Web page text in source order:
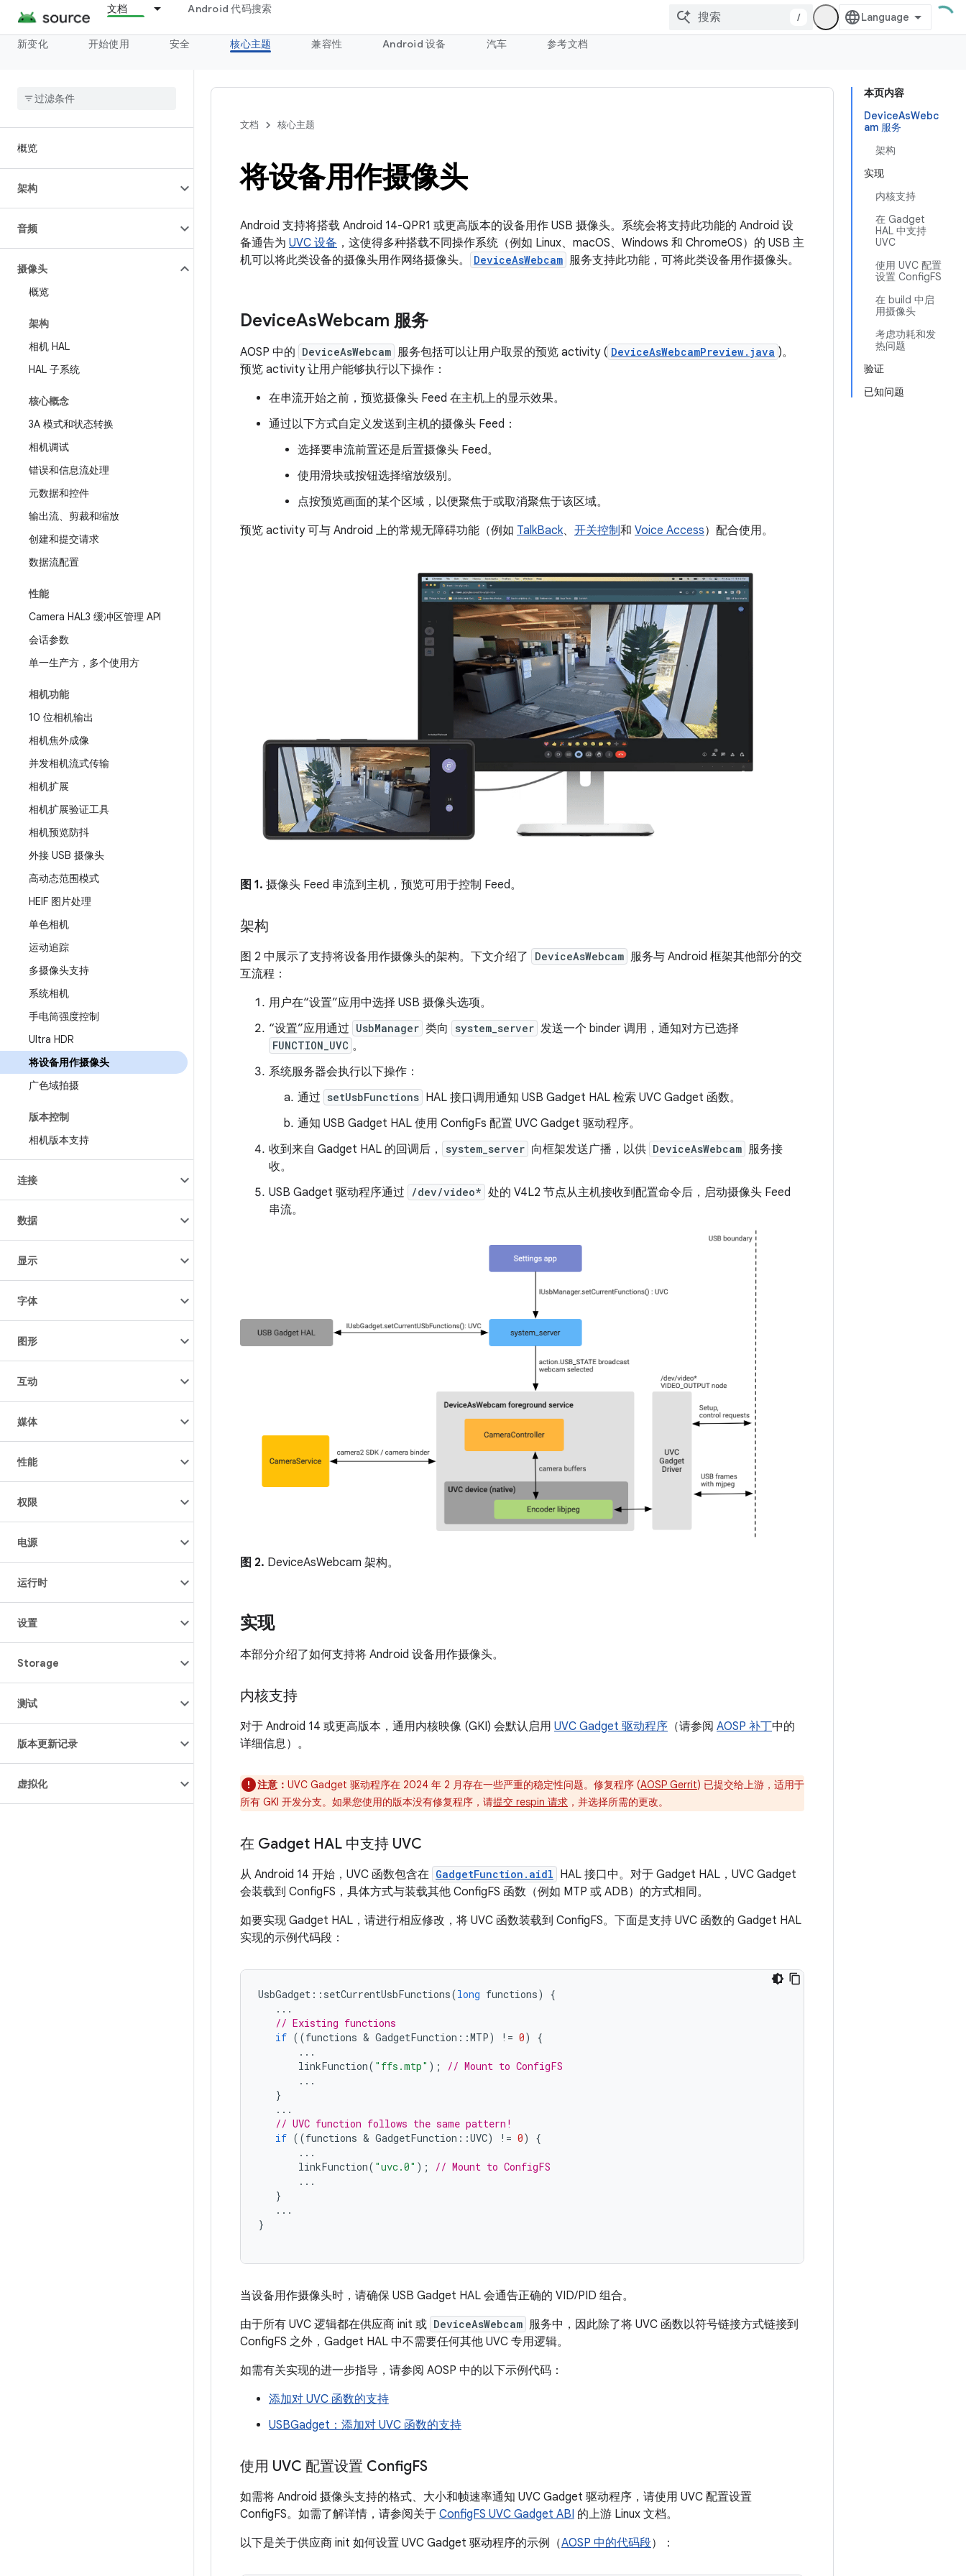
文档 Android 代码搜索
/
新变化 开始使用 安全 核心主题 兼容性 Android 设备 汽车 参考文档
概览
架构
音频
摄像头
概览
架构
相机 HAL
HAL 子系统
核心概念
3A 模式和状态转换
相机调试
错误和信息流处理
元数据和控件
输出流、剪裁和缩放
创建和提交请求
数据流配置
性能
Camera HAL3 缓冲区管理 API
会话参数
单一生产方，多个使用方
相机功能
10 位相机输出
相机焦外成像
并发相机流式传输
相机扩展
相机扩展验证工具
相机预览防抖
外接 USB 摄像头
高动态范围模式
HEIF 图片处理
单色相机
运动追踪
多摄像头支持
系统相机
手电筒强度控制
Ultra HDR
将设备用作摄像头
广色域拍摄
版本控制
相机版本支持
连接
数据
显示
字体
图形
互动
媒体
性能
权限
电源
运行时
设置
Storage
测试
版本更新记录
虚拟化
本页内容
DeviceAsWebc
am 服务
架构
实现
内核支持
在 Gadget
HAL 中支持
UVC
使用 UVC 配置
设置 ConfigFS
在 build 中启
用摄像头
考虑功耗和发
热问题
验证
已知问题
文档 核心主题
将设备用作摄像头
Android 支持将搭载 Android 14-QPR1 或更高版本的设备用作 USB 摄像头。系统会将支持此功能的 Android 设
备通告为 UVC 设备 ，这使得多种搭载不同操作系统（例如 Linux、macOS、Windows 和 ChromeOS）的 USB 主
机可以将此类设备的摄像头用作网络摄像头。
DeviceAsWebcam 服务支持此功能，可将此类设备用作摄像头。
DeviceAsWebcam 服务
AOSP 中的 DeviceAsWebcam 服务包括可以让用户取景的预览 activity ( DeviceAsWebcamPreview.java )。
预览 activity 让用户能够执行以下操作：
在串流开始之前，预览摄像头 Feed 在主机上的显示效果。
通过以下方式自定义发送到主机的摄像头 Feed：
选择要串流前置还是后置摄像头 Feed。
使用滑块或按钮选择缩放级别。
点按预览画面的某个区域，以便聚焦于或取消聚焦于该区域。
预览 activity 可与 Android 上的常规无障碍功能（例如 TalkBack、 开关控制和 Voice Access）配合使用。
图 1. 摄像头 Feed 串流到主机，预览可用于控制 Feed。
架构
图 2 中展示了支持将设备用作摄像头的架构。下文介绍了 DeviceAsWebcam 服务与 Android 框架其他部分的交
互流程：
用户在“设置”应用中选择 USB 摄像头选项。
“设置”应用通过 UsbManager 类向 system_server 发送一个 binder 调用，通知对方已选择
FUNCTION_UVC 。
系统服务器会执行以下操作：
通过 setUsbFunctions HAL 接口调用通知 USB Gadget HAL 检索 UVC Gadget 函数。
通知 USB Gadget HAL 使用 ConfigFs 配置 UVC Gadget 驱动程序。
收到来自 Gadget HAL 的回调后，
system_server 向框架发送广播，以供 DeviceAsWebcam 服务接
收。
USB Gadget 驱动程序通过
/dev/video* 处的 V4L2 节点从主机接收到配置命令后，启动摄像头 Feed
串流。
图 2. DeviceAsWebcam 架构。
实现
本部分介绍了如何支持将 Android 设备用作摄像头。
内核支持
对于 Android 14 或更高版本，通用内核映像 (GKI) 会默认启用 UVC Gadget 驱动程序 （请参阅 AOSP 补丁中的
详细信息）。
注意： UVC Gadget 驱动程序在 2024 年 2 月存在一些严重的稳定性问题。修复程序 (AOSP Gerrit) 已提交给上游，适用于
所有 GKI 开发分支。如果您使用的版本没有修复程序，请提交 respin 请求 ，并选择所需的更改。
在 Gadget HAL 中支持 UVC
从 Android 14 开始，UVC 函数包含在 GadgetFunction.aidl HAL 接口中。对于 Gadget HAL，UVC Gadget
会装载到 ConfigFS，具体方式与装载其他 ConfigFS 函数（例如 MTP 或 ADB）的方式相同。
如要实现 Gadget HAL，请进行相应修改，将 UVC 函数装载到 ConfigFS。下面是支持 UVC 函数的 Gadget HAL
实现的示例代码段：
UsbGadget :: setCurrentUsbFunctions(long functions)
{
...
// Existing functions
if ((functions & GadgetFunction ::MTP) != 0)
{
...
linkFunction( "ffs.mtp" );
// Mount to ConfigFS
...
}
...
// UVC function follows the same pattern!
if ((functions & GadgetFunction ::UVC) != 0)
{
...
linkFunction( "uvc.0" );
// Mount to ConfigFS
...
}
...
}
当设备用作摄像头时，请确保 USB Gadget HAL 会通告正确的 VID/PID 组合。
由于所有 UVC 逻辑都在供应商 init 或 DeviceAsWebcam 服务中，因此除了将 UVC 函数以符号链接方式链接到
ConfigFS 之外，Gadget HAL 中不需要任何其他 UVC 专用逻辑。
如需有关实现的进一步指导，请参阅 AOSP 中的以下示例代码：
添加对 UVC 函数的支持
USBGadget：添加对 UVC 函数的支持
使用 UVC 配置设置 ConfigFS
如需将 Android 摄像头支持的格式、大小和帧速率通知 UVC Gadget 驱动程序，请使用 UVC 配置设置
ConfigFS。如需了解详情，请参阅关于 ConfigFS UVC Gadget ABI 的上游 Linux 文档。
以下是关于供应商 init 如何设置 UVC Gadget 驱动程序的示例（AOSP 中的代码段）：